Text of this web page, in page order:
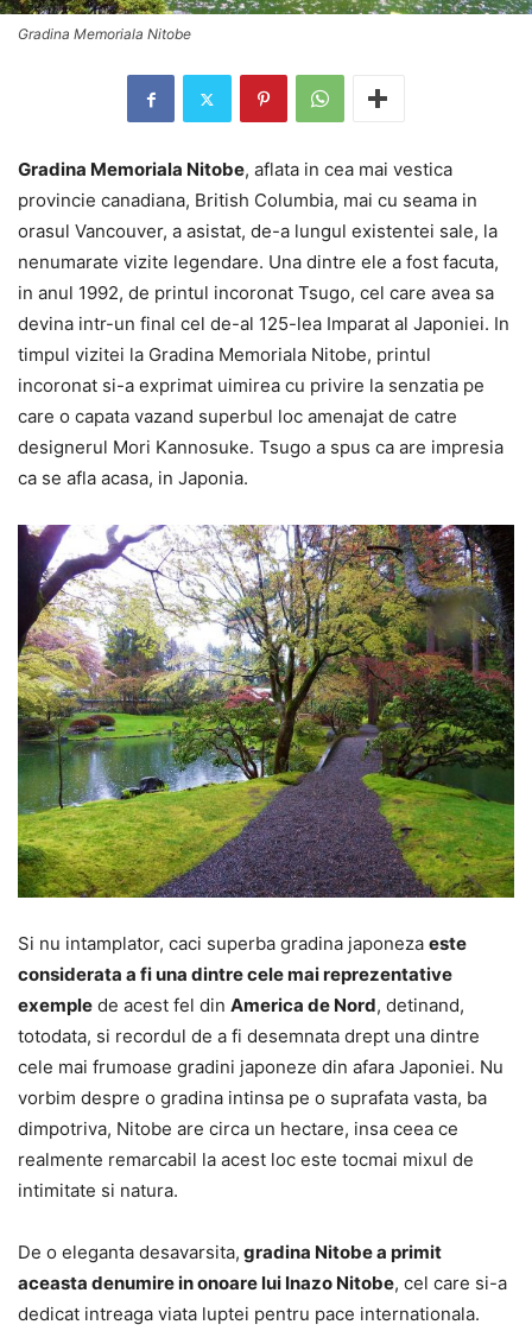
Gradina Memoriala Nitobe
Gradina Memoriala Nitobe, aflata in cea mai vestica
provincie canadiana, British Columbia, mai cu seama in
orasul Vancouver, a asistat, de-a lungul existentei sale, la
nenumarate vizite legendare. Una dintre ele a fost facuta,
in anul 1992, de printul incoronat Tsugo, cel care avea sa
devina intr-un final cel de-al 125-lea Imparat al Japoniei. In
timpul vizitei la Gradina Memoriala Nitobe, printul
incoronat si-a exprimat uimirea cu privire la senzatia pe
care o capata vazand superbul loc amenajat de catre
designerul Mori Kannosuke. Tsugo a spus ca are impresia
ca se afla acasa, in Japonia.
Si nu intamplator, caci superba gradina japoneza este
considerata a fi una dintre cele mai reprezentative
exemple de acest fel din America de Nord, detinand,
totodata, si recordul de a fi desemnata drept una dintre
cele mai frumoase gradini japoneze din afara Japoniei. Nu
vorbim despre o gradina intinsa pe o suprafata vasta, ba
dimpotriva, Nitobe are circa un hectare, insa ceea ce
realmente remarcabil la acest loc este tocmai mixul de
intimitate si natura.
De o eleganta desavarsita, gradina Nitobe a primit
aceasta denumire in onoare lui Inazo Nitobe, cel care si-a
dedicat intreaga viata luptei pentru pace internationala.